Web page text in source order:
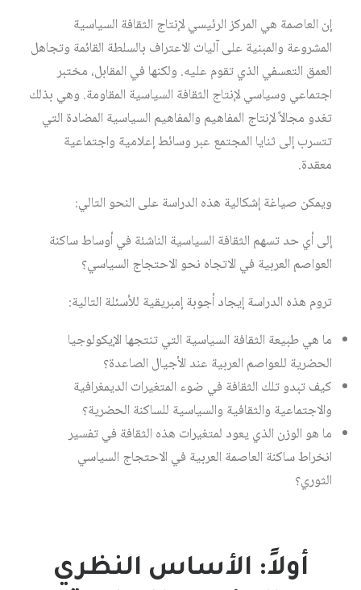
إن العاصمة هي المركز الرئيسي لإنتاج الثقافة السياسية
المشروعة والمبنية على آليات الاعتراف بالسلطة القائمة وتجاهل
العمق التعسفي الذي تقوم عليه. ولكنها في المقابل، مختبر
اجتماعي وسياسي لإنتاج الثقافة السياسية المقاومة. وهي بذلك
تغدو مجالاً لإنتاج المفاهيم والمفاهيم السياسية المضادة التي
تتسرب إلى ثنايا المجتمع عبر وسائط إعلامية واجتماعية
معقدة.
ويمكن صياغة إشكالية هذه الدراسة على النحو التالي:
إلى أي حد تسهم الثقافة السياسية الناشئة في أوساط ساكنة
العواصم العربية في الاتجاه نحو الاحتجاج السياسي؟
تروم هذه الدراسة إيجاد أجوبة إمبريقية للأسئلة التالية:
ما هي طبيعة الثقافة السياسية التي تنتجها الإيكولوجيا
الحضرية للعواصم العربية عند الأجيال الصاعدة؟
كيف تبدو تلك الثقافة في ضوء المتغيرات الديمغرافية
والاجتماعية والثقافية والسياسية للساكنة الحضرية؟
ما هو الوزن الذي يعود لمتغيرات هذه الثقافة في تفسير
انخراط ساكنة العاصمة العربية في الاحتجاج السياسي
الثوري؟
أولاً: الأساس النظري